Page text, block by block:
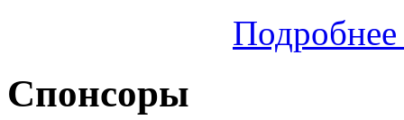
Спонсоры